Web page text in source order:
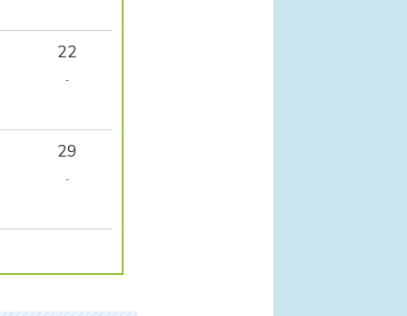
22
-
29
-